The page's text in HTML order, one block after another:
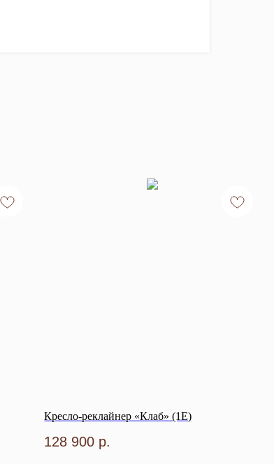
Кресло-реклайнер «Клаб» (1E)
128 900 р.